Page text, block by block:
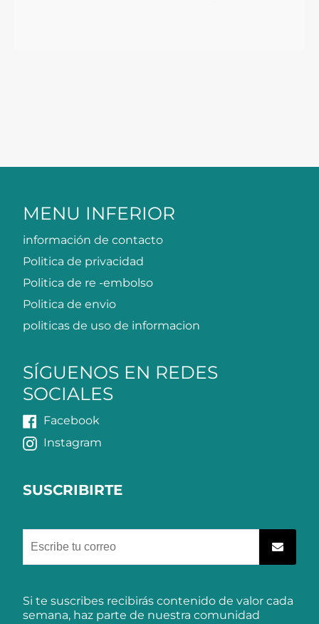
MENU INFERIOR
información de contacto
Politica de privacidad
Politica de re -embolso
Politica de envio
politicas de uso de informacion
SÍGUENOS EN REDES
SOCIALES
Facebook
Instagram
SUSCRIBIRTE
Si te suscribes recibirás contenido de valor cada
semana, haz parte de nuestra comunidad